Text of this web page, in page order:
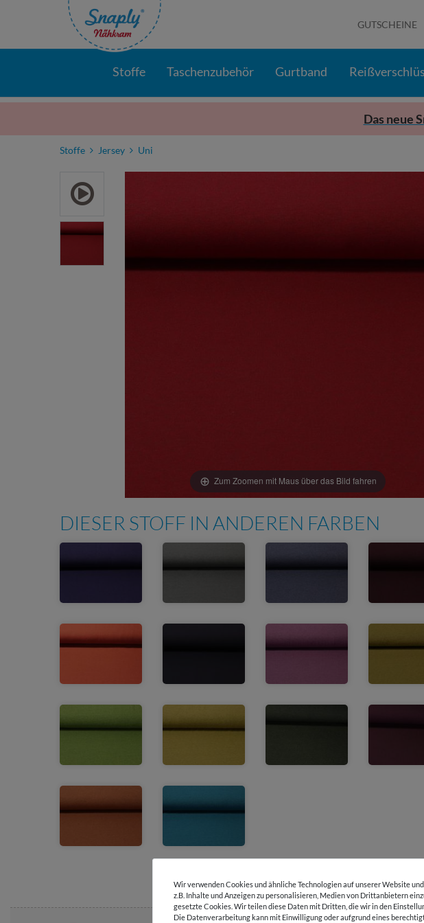
GUTSCHEINE
Stoffe Taschenzubehör Gurtband
Das neue
Stoffe Jersey Uni
Zum Zoomen mit Maus über das Bild fahren
DIESER STOFF IN ANDEREN FARBEN
Wir verwenden Cookies und ähnliche Technologien auf unserer Website
z.B. Inhalte und Anzeigen zu personalisieren, Medien von Drittanbietern
gesetzte Cookies. Wir teilen diese Daten mit Dritten, die wir in den
Die Datenverarbeitung kann mit Einwilligung oder aufgrund eines